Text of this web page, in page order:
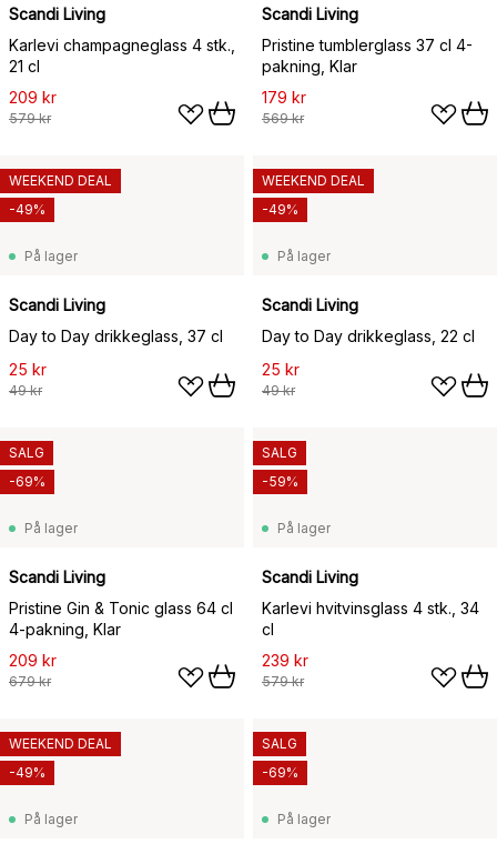
Scandi Living
Karlevi champagneglass 4 stk.,
21 cl
209 kr
579 kr
Scandi Living
Pristine tumblerglass 37 cl 4-
pakning, Klar
179 kr
569 kr
På lager
Scandi Living
Day to Day drikkeglass, 37 cl
25 kr
49 kr
WEEKEND DEAL
-49%
På lager
Scandi Living
Day to Day drikkeglass, 22 cl
25 kr
49 kr
WEEKEND DEAL
-49%
På lager
Scandi Living
Pristine Gin & Tonic glass 64 cl
4-pakning, Klar
209 kr
679 kr
SALG
-69%
På lager
Scandi Living
Karlevi hvitvinsglass 4 stk., 34
cl
239 kr
579 kr
SALG
-59%
På lager
WEEKEND DEAL
-49%
På lager
SALG
-69%